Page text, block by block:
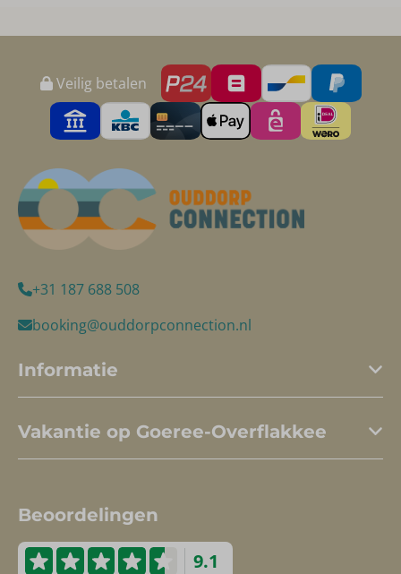
Veilig betalen
+31 187 688 508
booking@ouddorpconnection.nl
Informatie
Vakantie op Goeree-Overflakkee
Beoordelingen
9.1